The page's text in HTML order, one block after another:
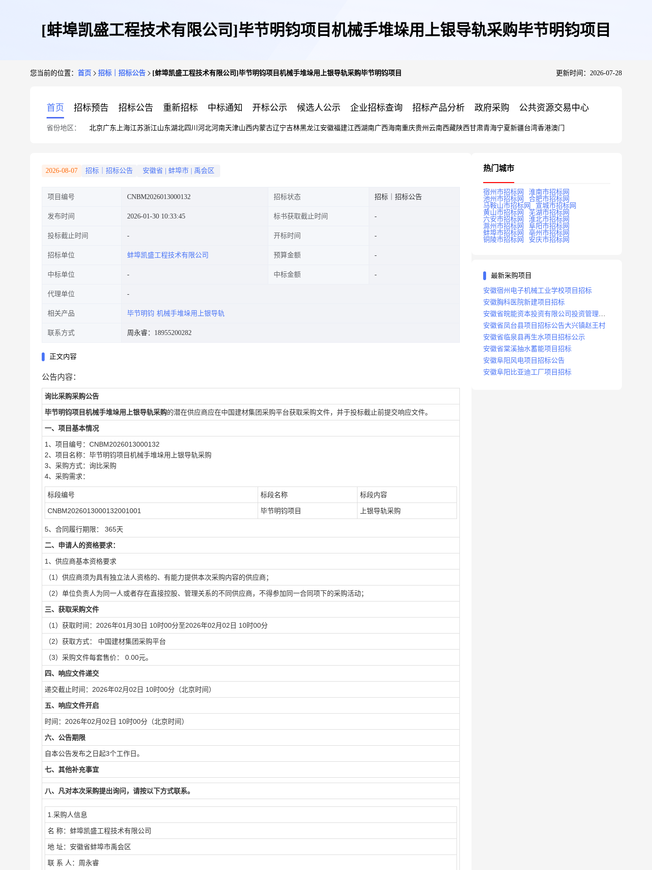
[蚌埠凯盛工程技术有限公司]毕节明钧项目机械手堆垛用上银导轨采购毕节明钧项目
您当前的位置： 首页 招标｜招标公告 [蚌埠凯盛工程技术有限公司]毕节明钧项目机械手堆垛用上银导轨采购毕节明钧项目 更新时间：2026-07-28
首页 招标预告 招标公告 重新招标 中标通知 开标公示 候选人公示 企业招标查询 招标产品分析 政府采购 公共资源交易中心
省份地区： 北京广东 上海江苏浙江山东湖北四川 河北河南天津山西内蒙古辽宁吉林黑龙江安徽福建江西湖南广西海南重庆贵州 云南西藏陕西甘肃青海宁夏新疆台湾香港澳门
2026-08-07 招标｜招标公告 安徽省 蚌埠市 禹会区
项目编号 CNBM2026013000132 招标状态 招标｜招标公告
发布时间 2026-01-30 10:33:45 标书获取截止时间
投标截止时间 开标时间
招标单位 蚌埠凯盛工程技术有限公司 预算金额
中标单位 中标金额
代理单位
相关产品 毕节明钧 机械手堆垛用上银导轨
联系方式 周永睿：18955200282
正文内容
公告内容：
询比采购采购公告
毕节明钧项目机械手堆垛用上银导轨采购的潜在供应商应在中国建材集团采购平台获取采购文件，并于投标截止前提交响应文件。
一、项目基本情况
1、项目编号：CNBM2026013000132
2、项目名称：毕节明钧项目机械手堆垛用上银导轨采购
3、采购方式：询比采购
4、采购需求：
标段编号 标段名称 标段内容
CNBM2026013000132001001 毕节明钧项目 上银导轨采购
5、合同履行期限： 365天
二、申请人的资格要求：
1、供应商基本资格要求
（1）供应商须为具有独立法人资格的、有能力提供本次采购内容的供应商；
（2）单位负责人为同一人或者存在直接控股、管理关系的不同供应商，不得参加同一合同项下的采购活动；
三、获取采购文件
（1）获取时间：2026年01月30日 10时00分至2026年02月02日 10时00分
（2）获取方式： 中国建材集团采购平台
（3）采购文件每套售价： 0.00元。
四、响应文件递交
递交截止时间：2026年02月02日 10时00分（北京时间）
五、响应文件开启
时间：2026年02月02日 10时00分（北京时间）
六、公告期限
自本公告发布之日起3个工作日。
七、其他补充事宜
八、凡对本次采购提出询问，请按以下方式联系。
1.采购人信息
名 称：蚌埠凯盛工程技术有限公司
地 址：安徽省蚌埠市禹会区
联 系 人：周永睿
热门城市
宿州市招标网
淮南市招标网
池州市招标网
合肥市招标网
马鞍山市招标网
宣城市招标网
黄山市招标网
芜湖市招标网
六安市招标网
淮北市招标网
滁州市招标网
阜阳市招标网
蚌埠市招标网
亳州市招标网
铜陵市招标网
安庆市招标网
最新采购项目
安徽宿州电子机械工业学校项目招标
安徽胸科医院新建项目招标
安徽省皖能资本投资有限公司投资管理系
统建设项目招标
安徽省凤台县项目招标公告大兴镇赵王村
安徽省临泉县再生水项目招标公示
安徽省棠溪抽水蓄能项目招标
安徽阜阳风电项目招标公告
安徽阜阳比亚迪工厂项目招标